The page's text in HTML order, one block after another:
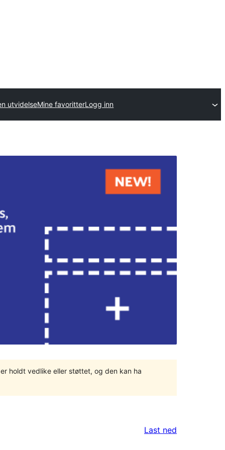
utvidelseMine favoritterLogg inn
holdt vedlike eller støttet, og den kan ha
Last ned